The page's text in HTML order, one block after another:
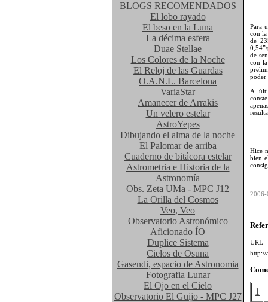
BLOGS RECOMENDADOS
El lobo rayado
El beso en la Luna
La décima esfera
Duae Stellae
Los Colores de la Noche
El Reloj de las Guardas
O.A.N.L. Barcelona
VariaStar
Amanecer de Arrakis
Un velero estelar
AstroYepes
Dibujando el alma de la noche
El Palomar de arriba
Cuaderno de bitácora estelar
Astrometria e Historia de la
Astronomía
Obs. Zeta UMa - MPC J12
La Orilla del Cosmos
Veo, Veo
Observatorio Astronómico
Aficionado ÍO
Duplice Sistema
Cielos de Osuna
Gasendi, espacio de Astronomia
Fotografia Lunar
El Ojo en el Cielo
Observatorio El Guijo - MPC J27
Para
con
de
de
con
poder
A
Hice
bien
http://
1